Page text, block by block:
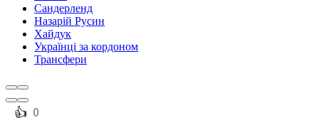
Сандерленд
Назарій Русин
Хайдук
Українці за кордоном
Трансфери
️👍 0